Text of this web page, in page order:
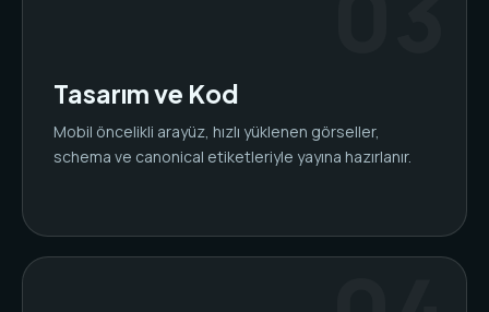
Tasarım ve Kod
Mobil öncelikli arayüz, hızlı yüklenen görseller,
schema ve canonical etiketleriyle yayına hazırlanır.